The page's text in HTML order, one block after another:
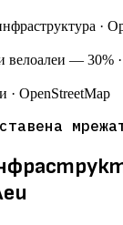
·
велоалеи — 30%
· OpenStreetMap